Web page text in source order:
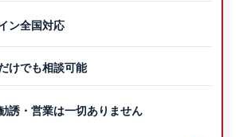
ン全国対応
けでも相談可能
誘・営業は一切ありません